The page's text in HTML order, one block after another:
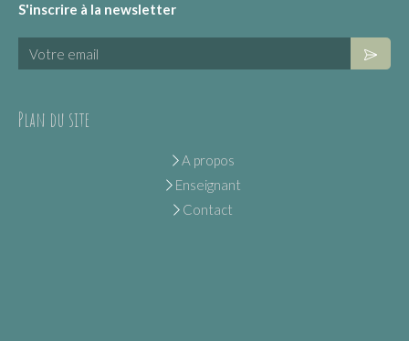
S'inscrire à la newsletter
Votre email
Plan du site
A propos
Enseignant
Contact